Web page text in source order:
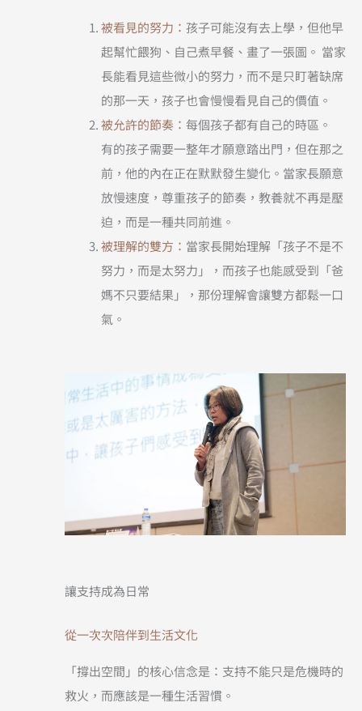
被看見的努力： 孩子可能沒有去上學，但他早
起幫忙餵狗、自己煮早餐、畫了一張圖。 當家
長能看見這些微小的努力，而不是只盯著缺席
的那一天，孩子也會慢慢看見自己的價值。
被允許的節奏： 每個孩子都有自己的時區。
有的孩子需要一整年才願意踏出門，但在那之
前，他的內在正在默默發生變化。當家長願意
放慢速度，尊重孩子的節奏，教養就不再是壓
迫，而是一種共同前進。
被理解的雙方： 當家長開始理解「孩子不是不
努力，而是太努力」，而孩子也能感受到「爸
媽不只要結果」，那份理解會讓雙方都鬆一口
氣。
讓支持成為日常
從一次次陪伴到生活文化
「撐出空間」的核心信念是：支持不能只是危機時的
救火，而應該是一種生活習慣。